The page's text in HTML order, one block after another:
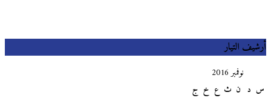
أرشيف التيار
نوفمبر 2016
س
ث خ ج